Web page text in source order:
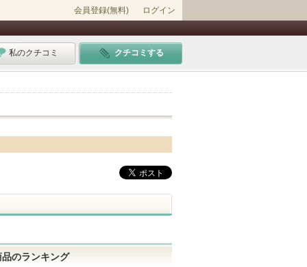
会員登録(無料) ログイン
私のクチコミ クチコミする
のランキング